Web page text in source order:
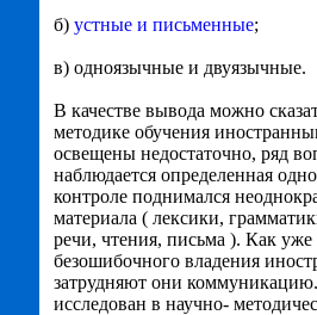
б) устные и письменные;
в) одноязычные и двуязычные.
В качестве вывода можно
методике обучения
освещены недостаточно, ряд
наблюдается определенная
контроле поднимался
материала ( лексики,
речи, чтения, письма ). Как уже
безошибочного владения
затрудняют они
исследован в научно-